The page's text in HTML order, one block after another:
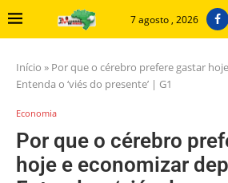
7 agosto , 2026
Início » Por que o cérebro prefere gastar
Entenda o ‘viés do presente’ | G1
Economia
Por que o cérebro
hoje e economizar